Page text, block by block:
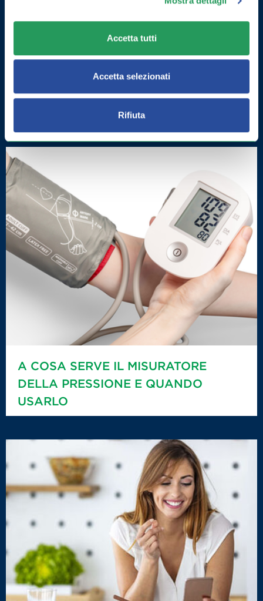
Accetta tutti
Accetta selezionati
Rifiuta
COME MIGLIORARE LA MEMORIA:
ESERCIZI E INTEGRATORI
A COSA SERVE IL MISURATORE
DELLA PRESSIONE E QUANDO
USARLO